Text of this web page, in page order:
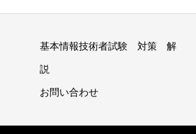
基本情報技術者試験 対策 解
説
お問い合わせ